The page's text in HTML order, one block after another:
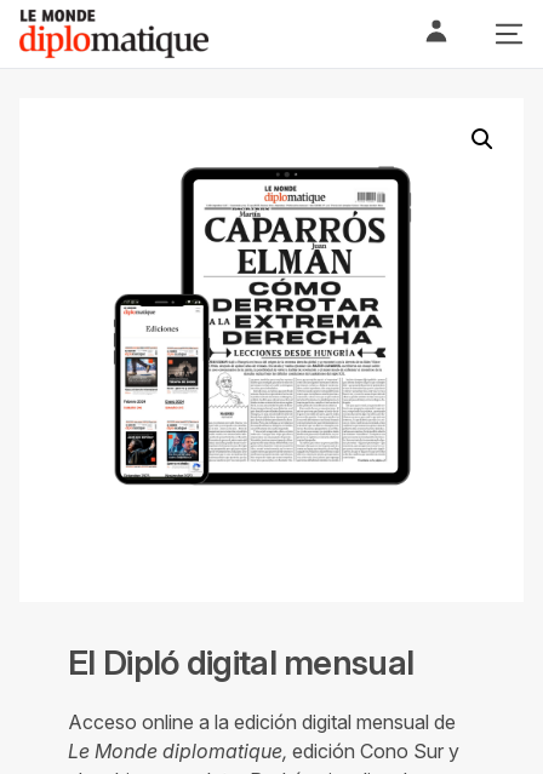
Skip
content
Le monde diplomatique
El Dipló digital mensual
Acceso online a la edición digital mensual de
Le Monde diplomatique, edición Cono Sur y